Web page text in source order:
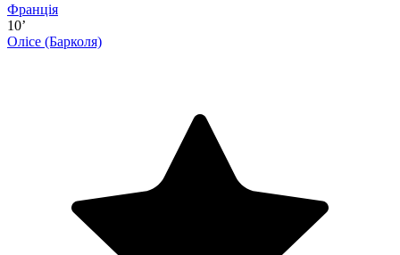
Франція
10’
Олісе (Барколя)